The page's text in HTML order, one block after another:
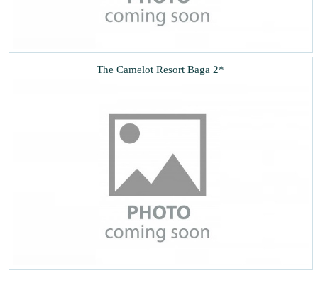
The Camelot Resort Baga 2*